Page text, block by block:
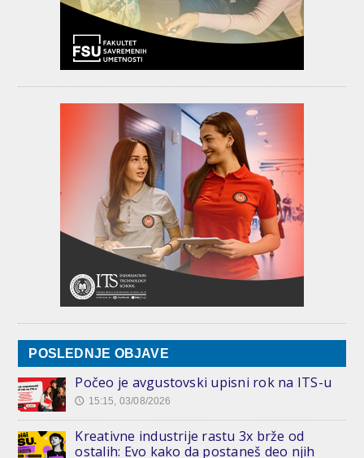
POSLEDNJE OBJAVE
Počeo je avgustovski upisni rok na ITS-u
🕔 15:15, 03/08/2026
Kreativne industrije rastu 3x brže od
ostalih: Evo kako da postaneš deo njih